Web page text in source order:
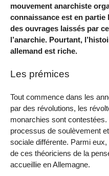
mouvement anarchiste
connaissance est en partie
des ouvrages laissés par
l’anarchie. Pourtant,
allemand est riche.
Les prémices
Tout commence dans les
par des révolutions, les
monarchies sont
processus de soulèvement
sociale différente. Parmi eux,
de ces théoriciens de la
accueillie en Allemagne.